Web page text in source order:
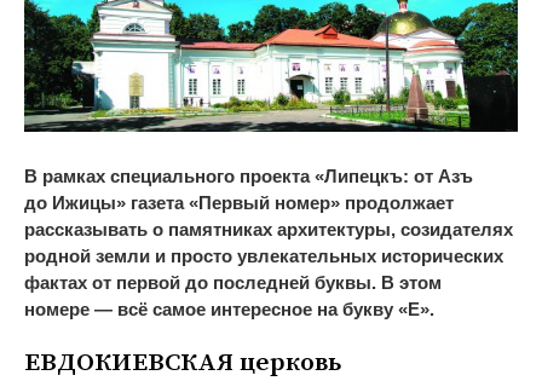
В рамках специального проекта«Липецкъ: от Азъ
до Ижицы» газета«Первый номер» продолжает
рассказывать о памятниках архитектуры, созидателях
родной земли и просто увлекательных исторических
фактах от первой до последней буквы. В этом
номере — всё самое интересное на букву «Е».
ЕВДОКИЕВСКАЯ церковь